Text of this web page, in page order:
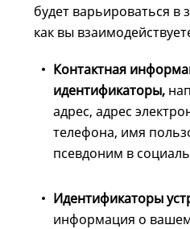
будет варьироваться в
как вы
Контактная
идентификаторы,
адрес, адрес
телефона, имя
псевдоним в
Идентификаторы
информация о вашем